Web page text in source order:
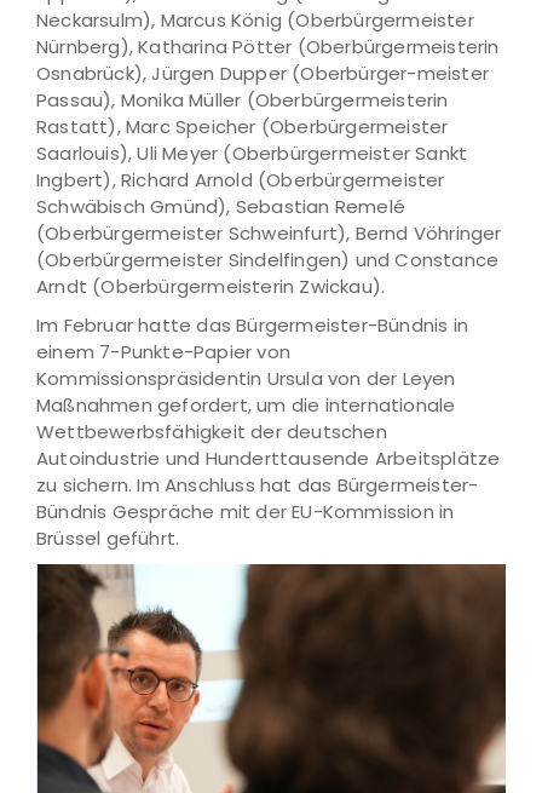
Neckarsulm), Marcus König (Oberbürgermeister
Nürnberg), Katharina Pötter (Oberbürgermeisterin
Osnabrück), Jürgen Dupper (Oberbürger-meister
Passau), Monika Müller (Oberbürgermeisterin
Rastatt), Marc Speicher (Oberbürgermeister
Saarlouis), Uli Meyer (Oberbürgermeister Sankt
Ingbert), Richard Arnold (Oberbürgermeister
Schwäbisch Gmünd), Sebastian Remelé
(Oberbürgermeister Schweinfurt), Bernd Vöhringer
(Oberbürgermeister Sindelfingen) und Constance
Arndt (Oberbürgermeisterin Zwickau).
Im Februar hatte das Bürgermeister-Bündnis in
einem 7-Punkte-Papier von
Kommissionspräsidentin Ursula von der Leyen
Maßnahmen gefordert, um die internationale
Wettbewerbsfähigkeit der deutschen
Autoindustrie und Hunderttausende Arbeitsplätze
zu sichern. Im Anschluss hat das Bürgermeister-
Bündnis Gespräche mit der EU-Kommission in
Brüssel geführt.